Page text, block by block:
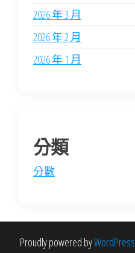
2026 年 3 月
2026 年 2 月
2026 年 1 月
分類
分數
Proudly powered byWordPress